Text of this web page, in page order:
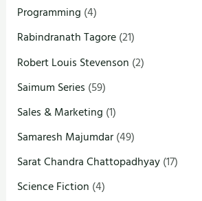
Programming (4)
Rabindranath Tagore(21)
Robert Louis Stevenson (2)
Saimum Series (59)
Sales & Marketing (1)
Samaresh Majumdar(49)
Sarat Chandra Chattopadhyay(17)
Science Fiction (4)